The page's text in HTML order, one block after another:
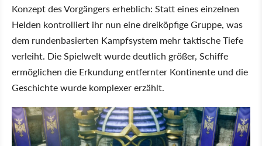
Konzept des Vorgängers erheblich: Statt eines einzelnen
Helden kontrolliert ihr nun eine dreiköpfige Gruppe, was
dem rundenbasierten Kampfsystem mehr taktische Tiefe
verleiht. Die Spielwelt wurde deutlich größer, Schiffe
ermöglichen die Erkundung entfernter Kontinente und die
Geschichte wurde komplexer erzählt.